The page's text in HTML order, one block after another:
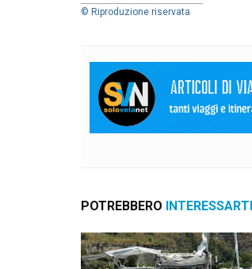
© Riproduzione riservata
POTREBBERO INTERESSARTI